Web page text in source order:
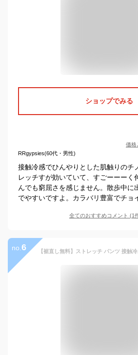
ショップでみる
価格
RRgypsies(60代・男性)
接触冷感でひんやりとした肌触りのチ
レッチすが効いていて、すごーーーく
んでも窮屈さを感じません。散歩中に
でやすいですよ。カラバリ豊富でチョ
全てのおすすめコメント (1
no. 6